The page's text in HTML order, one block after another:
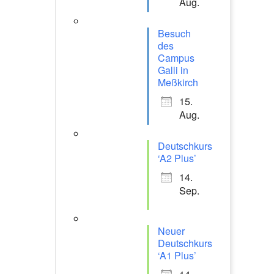
Besuch
des
Campus
Galli in
Meßkirch
15.
Aug.
Deutschkurs
‘A2 Plus’
14.
Sep.
Neuer
Deutschkurs
‘A1 Plus’